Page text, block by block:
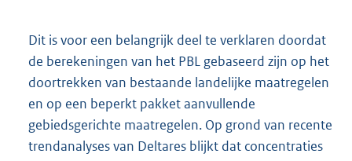
Dit is voor een belangrijk deel te verklaren doordat
de berekeningen van het PBL gebaseerd zijn op het
doortrekken van bestaande landelijke maatregelen
en op een beperkt pakket aanvullende
gebiedsgerichte maatregelen. Op grond van recente
trendanalyses van Deltares blijkt dat concentraties